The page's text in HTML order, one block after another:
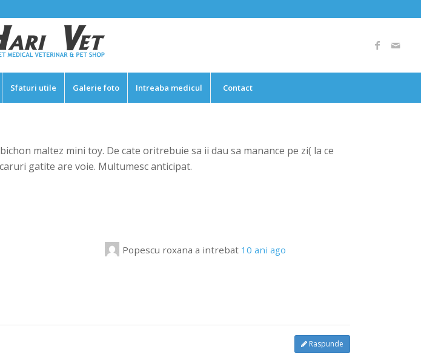
Sfaturi utile Galerie foto Intreaba medicul Contact
maltez mini toy. De cate oritrebuie sa ii dau sa manance pe zi( la ce
gatite are voie. Multumesc anticipat.
Popescu roxana a intrebat 10 ani ago
Raspunde